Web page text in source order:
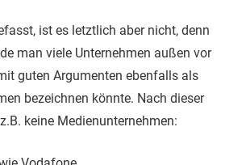
ist es letztlich aber nicht, denn
man viele Unternehmen außen vor
guten Argumenten ebenfalls als
bezeichnen könnte. Nach dieser
keine Medienunternehmen: